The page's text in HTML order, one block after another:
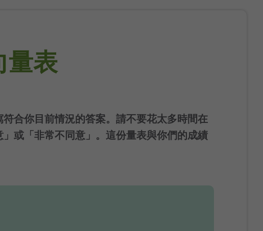
量表
合你目前情況的答案。請不要花太多時間在
或「非常不同意」。這份量表與你們的成績